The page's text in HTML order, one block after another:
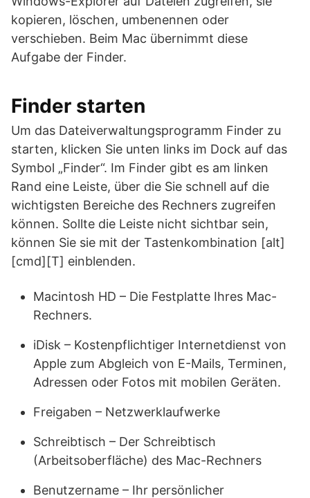
kopieren, löschen, umbenennen oder
verschieben. Beim Mac übernimmt diese
Aufgabe der Finder.
Finder starten
Um das Dateiverwaltungsprogramm Finder zu
starten, klicken Sie unten links im Dock auf das
Symbol „Finder“. Im Finder gibt es am linken
Rand eine Leiste, über die Sie schnell auf die
wichtigsten Bereiche des Rechners zugreifen
können. Sollte die Leiste nicht sichtbar sein,
können Sie sie mit der Tastenkombination [alt]
[cmd][T] einblenden.
Macintosh HD – Die Festplatte Ihres Mac-
Rechners.
iDisk – Kostenpflichtiger Internetdienst von
Apple zum Abgleich von E-Mails, Terminen,
Adressen oder Fotos mit mobilen Geräten.
Freigaben – Netzwerklaufwerke
Schreibtisch – Der Schreibtisch
(Arbeitsoberfläche) des Mac-Rechners
Benutzername – Ihr persönlicher